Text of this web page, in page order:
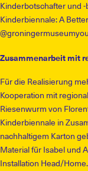
Kinderbotschafter und
Kinderbiennale: A
Zusammenarbeit mit
Für die Realisierung
Kooperation mit
Riesenwurm von
Kinderbiennale in
nachhaltigem Karton
Material für Isabel und
Installation Head/